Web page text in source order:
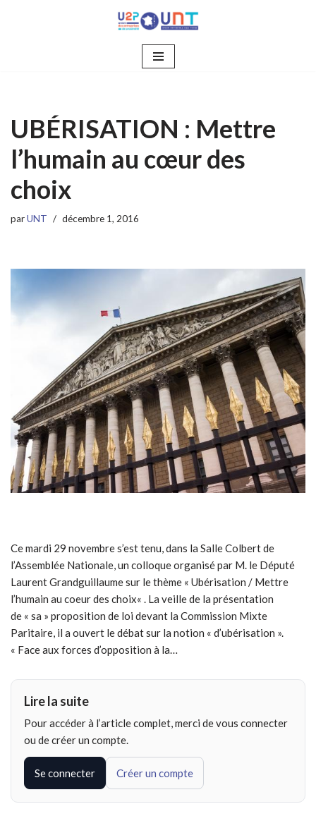
UBÉRISATION : Mettre
l’humain au cœur des
choix
parUNT décembre 1, 2016
Ce mardi 29 novembre s’est tenu, dans la Salle Colbert de
l’Assemblée Nationale, un colloque organisé par M. le Député
Laurent Grandguillaume sur le thème « Ubérisation / Mettre
l’humain au coeur des choix« . La veille de la présentation
de « sa » proposition de loi devant la Commission Mixte
Paritaire, il a ouvert le débat sur la notion « d’ubérisation ».
« Face aux forces d’opposition à la…
Lire la suite
Pour accéder à l’article complet, merci de vous connecter
ou de créer un compte.
Se connecter Créer un compte